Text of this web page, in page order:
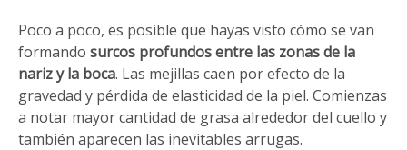
Poco a poco, es posible que hayas visto cómo se van
formando surcos profundos entre las zonas de la
nariz y la boca. Las mejillas caen por efecto de la
gravedad y pérdida de elasticidad de la piel. Comienzas
a notar mayor cantidad de grasa alrededor del cuello y
también aparecen las inevitables arrugas.